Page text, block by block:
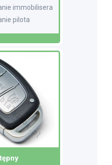
immobilisera
pilota